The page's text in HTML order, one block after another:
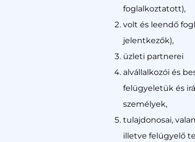
foglalkoztatott),
volt és leendő
jelentkezők),
üzleti partnerei
alvállalkozói és
felügyeletük és
személyek,
tulajdonosai,
illetve felügyelő